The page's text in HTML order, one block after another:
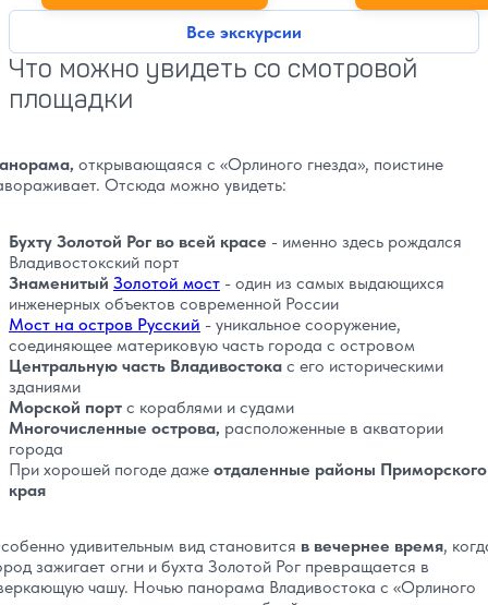
Все экскурсии
Что можно увидеть со смотровой
площадки
открывающаяся с «Орлиного гнезда», поистине
Отсюда можно увидеть:
Бухту Золотой Рог во всей красе - именно здесь рождался
Владивостокский порт
Знаменитый Золотой мост - один из самых выдающихся
инженерных объектов современной России
Мост на остров Русский - уникальное сооружение,
соединяющее материковую часть города с островом
Центральную часть Владивостока с его историческими
зданиями
Морской порт с кораблями и судами
Многочисленные острова, расположенные в акватории
города
При хорошей погоде даже отдаленные районы Приморского
края
удивительным вид становится в вечернее время,
зажигает огни и бухта Золотой Рог превращается в
чашу. Ночью панорама Владивостока с «Орлиного